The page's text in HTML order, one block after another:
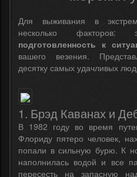
Для выживания в
несколько
подготовленность к
вашего везения.
десятку самых удачливых
1. Брэд Каванах и
В 1982 году во время
Флориду пятеро человек,
попали в сильную бурю. К
наполнилась водой и все
пересесть на запасную